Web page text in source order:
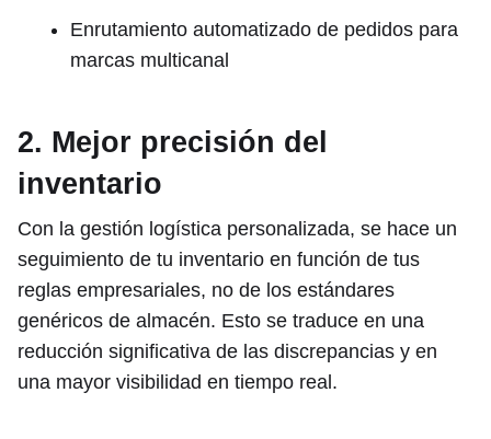
Enrutamiento automatizado de pedidos para
marcas multicanal
2. Mejor precisión del
inventario
Con la gestión logística personalizada, se hace un
seguimiento de tu inventario en función de tus
reglas empresariales, no de los estándares
genéricos de almacén. Esto se traduce en una
reducción significativa de las discrepancias y en
una mayor visibilidad en tiempo real.